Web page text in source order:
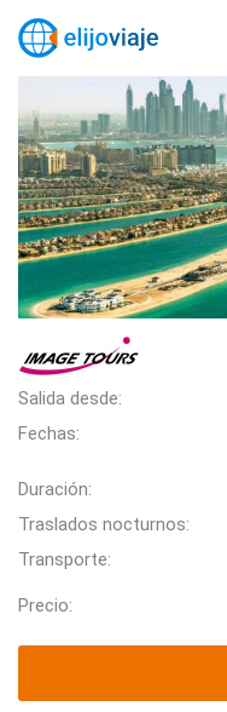
Salida desde:
Fechas:
Duración:
Traslados nocturnos:
Transporte:
Precio: